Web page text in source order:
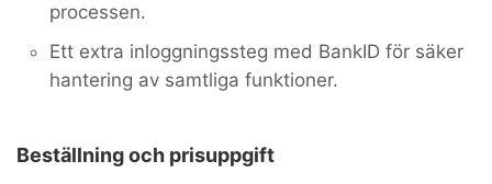
processen.
Ett extra inloggningssteg med BankID för säker
hantering av samtliga funktioner.
Beställning och prisuppgift